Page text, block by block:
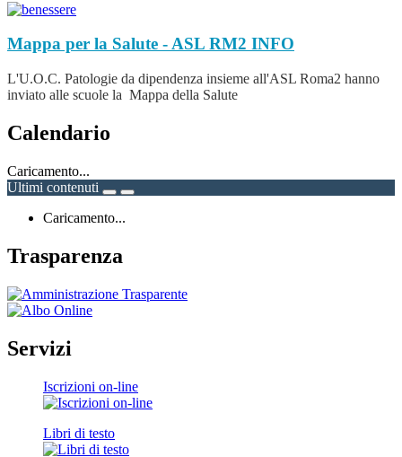
Mappa per la Salute - ASL RM2 INFO
L'U.O.C. Patologie da dipendenza insieme all'ASL Roma2 hanno
inviato alle scuole la Mappa della Salute
Calendario
Caricamento...
Ultimi contenuti
Caricamento...
Trasparenza
Servizi
Iscrizioni on-line
Libri di testo